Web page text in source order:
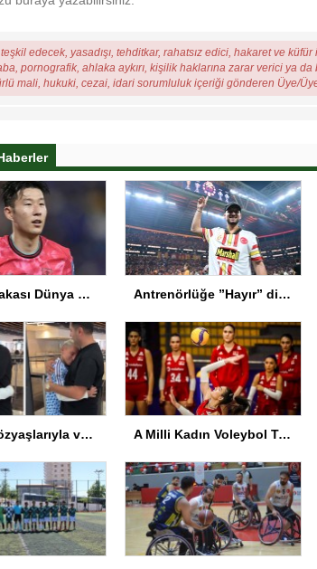
edecek, yasadışı, tehditkar, rahatsız edici, hakaret ve küfür
pornografik, ahlaka aykırı, kişilik haklarına zarar verici ya
mali, hukuki, cezai, idari sorumluluk içeriği gönderen Üye/
Askerlik şakası Dünya Kupası’nı karıştırdı! Güney Kore’den sert karar Antrenörlüğe ”Hayır” diyen Mertens, Galatasaray’dan bakın ne istedi
Torreira gözyaşlarıyla veda etti: Seni çok özleyeceğim A Milli Kadın Voleybol Takımı VNL’de Ankara’da